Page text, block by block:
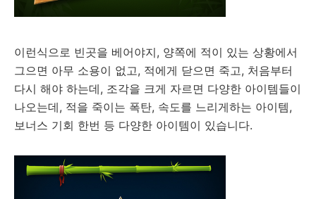
이런식으로 빈곳을 베어야지, 양쪽에 적이 있는 상황에서
그으면 아무 소용이 없고, 적에게 닫으면 죽고, 처음부터
다시 해야 하는데, 조각을 크게 자르면 다양한 아이템들이
나오는데, 적을 죽이는 폭탄, 속도를 느리게하는 아이템,
보너스 기회 한번 등 다양한 아이템이 있습니다.